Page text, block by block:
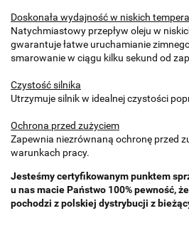
Doskonała wydajność w niskich
Natychmiastowy przepływ oleju w
gwarantuje łatwe uruchamianie
smarowanie w ciągu kilku sekund od
Czystość silnika
Utrzymuje silnik w idealnej czystości
Ochrona przed zużyciem
Zapewnia niezrównaną ochronę przed
warunkach pracy.
Jesteśmy certyfikowanym punktem
u nas macie Państwo 100% pewność,
pochodzi z polskiej dystrybucji z